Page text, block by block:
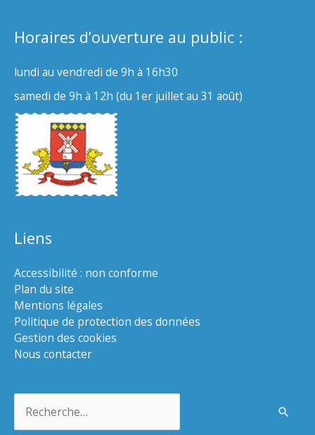
Horaires d’ouverture au public :
lundi au vendredi de 9h à 16h30
samedi de 9h à 12h (du 1er juillet au 31 août)
Liens
Accessibilité : non conforme
Plan du site
Mentions légales
Politique de protection des données
Gestion des cookies
Nous contacter